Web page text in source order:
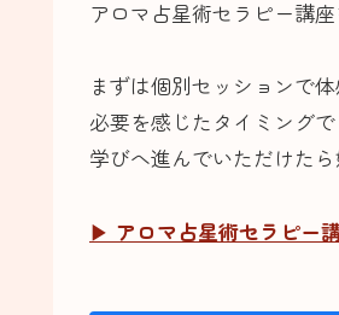
アロマ占星術セラピー講座
まずは個別セッションで体
必要を感じたタイミングで
学びへ進んでいただけたら
▶ アロマ占星術セラピー